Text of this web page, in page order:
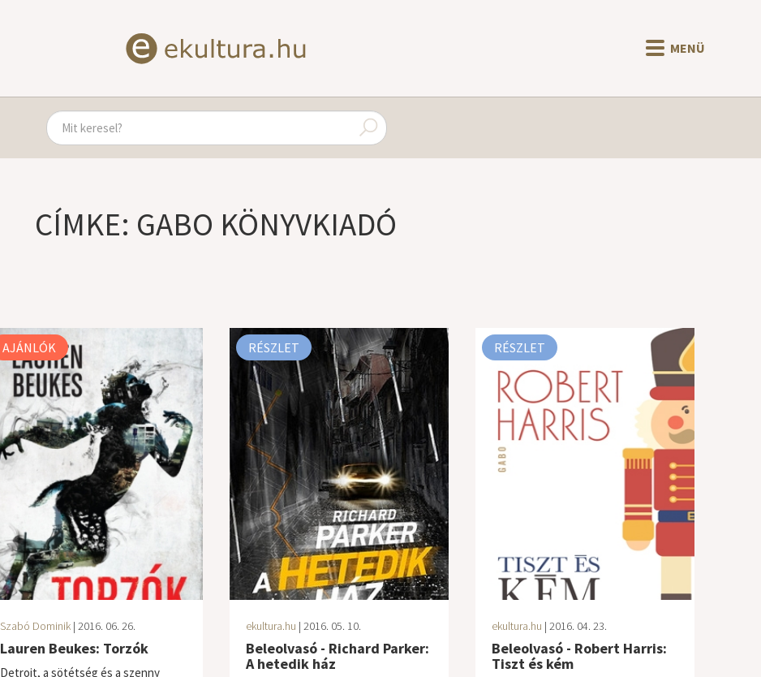
MENÜ
CÍMKE: GABO KÖNYVKIADÓ
AJÁNLÓK
Szabó Dominik| 2016. 06. 26.
Lauren Beukes: Torzók
Detroit, a sötétség és a szenny
RÉSZLET
ekultura.hu | 2016. 05. 10.
Beleolvasó - Richard Parker:
A hetedik ház
RÉSZLET
ekultura.hu | 2016. 04. 23.
Beleolvasó - Robert Harris:
Tiszt és kém